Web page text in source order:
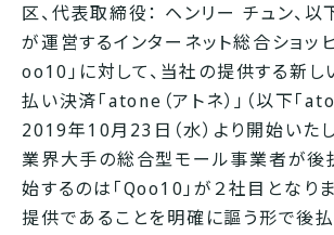
区、代表取締役： ヘンリー チュン、以
が運営するインターネット総合ショッ
oo10」に対して、当社の提供する新し
払い決済「atone（アトネ）」（以下「
2019年10月23日（水）より開始いた
業界大手の総合型モール事業者が後
始するのは「Qoo10」が２社目となり
提供であることを明確に謳う形で後